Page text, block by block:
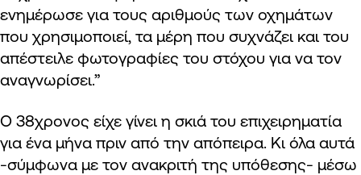
ενημέρωσε για τους αριθμούς των οχημάτων
που χρησιμοποιεί, τα μέρη που συχνάζει και του
απέστειλε φωτογραφίες του στόχου για να τον
αναγνωρίσει.”
Ο 38χρονος είχε γίνει η σκιά του επιχειρηματία
για ένα μήνα πριν από την απόπειρα. Κι όλα αυτά
-σύμφωνα με τον ανακριτή της υπόθεσης- μέσω